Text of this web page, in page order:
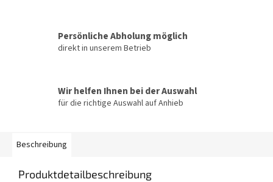
Persönliche Abholung möglich
direkt in unserem Betrieb
Wir helfen Ihnen bei der Auswahl
für die richtige Auswahl auf Anhieb
Beschreibung
Produktdetailbeschreibung